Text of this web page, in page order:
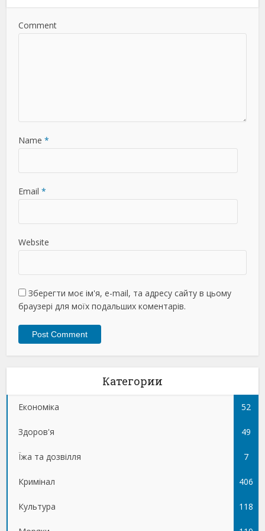
Comment
Name *
Email *
Website
Зберегти моє ім'я, e-mail, та адресу сайту в цьому
браузері для моїх подальших коментарів.
Категории
Економіка 52
Здоров'я 49
Їжа та дозвілля 7
Кримінал 406
Культура 118